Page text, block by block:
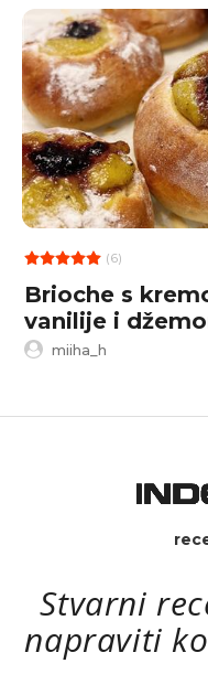
(6)
Brioche s
vanilije i
šumskog voća
miiha_h
Stvarni
napraviti